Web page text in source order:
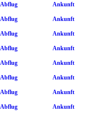
Abflug Ankunft
Abflug Ankunft
Abflug Ankunft
Abflug Ankunft
Abflug Ankunft
Abflug Ankunft
Abflug Ankunft
Abflug Ankunft